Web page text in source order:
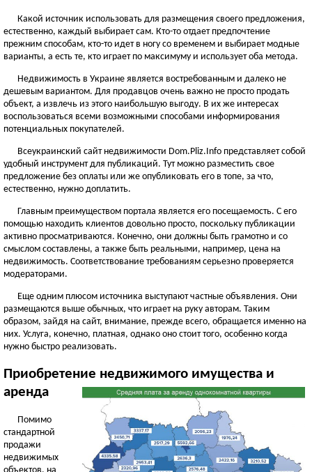
Керчь
Смотреть всё
Какой источник использовать для размещения своего предложения,
естественно, каждый выбирает сам. Кто-то отдает предпочтение
прежним способам, кто-то идет в ногу со временем и выбирает модные
варианты, а есть те, кто играет по максимуму и использует оба метода.
Недвижимость в Украине является востребованным и далеко не
дешевым вариантом. Для продавцов очень важно не просто продать
объект, а извлечь из этого наибольшую выгоду. В их же интересах
воспользоваться всеми возможными способами информирования
потенциальных покупателей.
Всеукраинский сайт недвижимости Dom.Pliz.Info представляет собой
удобный инструмент для публикаций. Тут можно разместить свое
предложение без оплаты или же опубликовать его в топе, за что,
естественно, нужно доплатить.
Главным преимуществом портала является его посещаемость. С его
помощью находить клиентов довольно просто, поскольку публикации
активно просматриваются. Конечно, они должны быть грамотно и со
смыслом составлены, а также быть реальными, например, цена на
недвижимость. Соответствование требованиям серьезно проверяется
модераторами.
Еще одним плюсом источника выступают частные объявления. Они
размещаются выше обычных, что играет на руку авторам. Таким
образом, зайдя на сайт, внимание, прежде всего, обращается именно на
них. Услуга, конечно, платная, однако оно стоит того, особенно когда
нужно быстро реализовать.
Приобретение недвижимого имущества и
аренда
Помимо
стандартной
продажи
недвижимых